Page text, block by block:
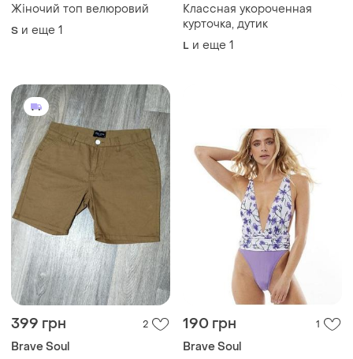
Жіночий топ велюровий
S и еще 1
Классная укороченная
курточка, дутик
L и еще 1
399 грн 2
Brave Soul
190 грн 1
Brave Soul